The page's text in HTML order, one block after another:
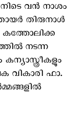
വന്‍ നാശം
തിരുനാള്‍
കത്തോലിക്ക
നടന്ന
വികാരി ഫാ.